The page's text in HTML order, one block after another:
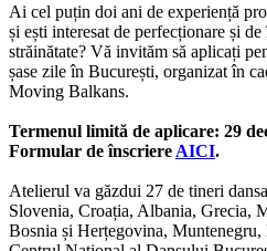
Ai cel puțin doi ani de experiență
și ești interesat de perfecționare și
străinătate? Vă invităm să aplicați
șase zile în București, organizat în
Moving Balkans.
Termenul limită de aplicare: 29
Formular de înscriere AICI.
Atelierul va găzdui 27 de tineri
Slovenia, Croația, Albania, Grecia,
Bosnia și Herțegovina,